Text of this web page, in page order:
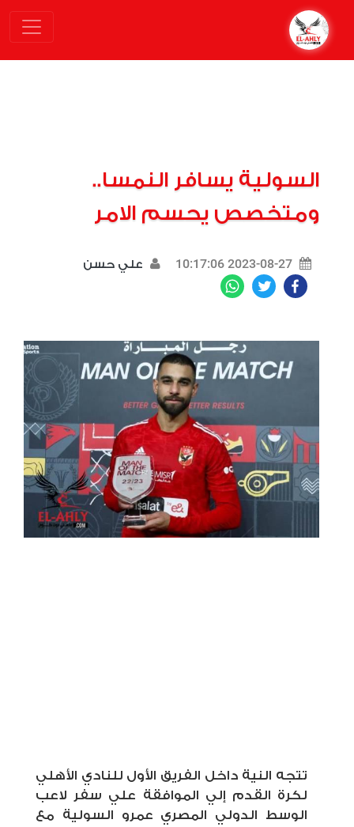
السولية يسافر النمسا..
ومتخصص يحسم الامر
2023-08-27 10:17:06 علي حسن
Facebook
Twitter
تتجه النية داخل الفريق الأول للنادي الأهلي
لكرة القدم إلي الموافقة علي سفر لاعب
الوسط الدولي المصري عمرو السولية مع